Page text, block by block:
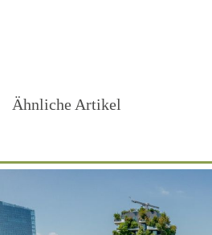
Ähnliche Artikel